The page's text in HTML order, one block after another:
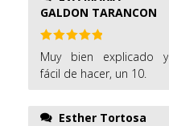
GALDON TARANCON
Valorado
con
de 5
Muy bien explicado y
fácil de hacer, un 10.
Esther Tortosa